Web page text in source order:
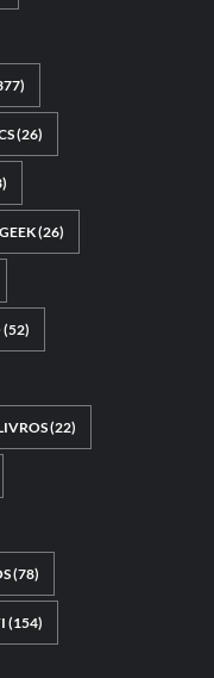
(26)
GEEK(26)
(52)
(22)
(78)
(154)